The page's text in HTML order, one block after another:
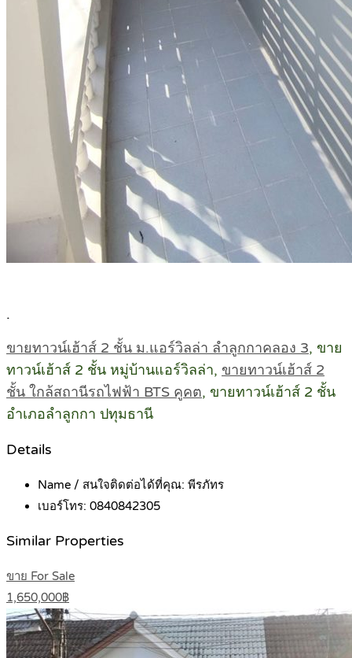
.
ขายทาวน์เฮ้าส์ 2 ชั้น ม.แอร์วิลล่า ลำลูกกาคลอง 3, ขาย
ทาวน์เฮ้าส์ 2 ชั้น หมู่บ้านแอร์วิลล่า, ขายทาวน์เฮ้าส์ 2
ชั้น ใกล้สถานีรถไฟฟ้า BTS คูคต, ขายทาวน์เฮ้าส์ 2 ชั้น
อำเภอลำลูกกา ปทุมธานี
Details
Name / สนใจติดต่อได้ที่คุณ: พีรภัทร
เบอร์โทร: 0840842305
Similar Properties
ขาย For Sale
1,650,000฿